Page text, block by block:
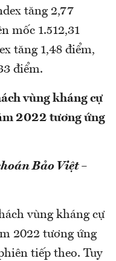
tăng 2,77
mốc 1.512,31
tăng 1,48 điểm,
điểm.
vùng kháng cự
2022 tương ứng
Bảo Việt –
vùng kháng cự
2022 tương ứng
tiếp theo. Tuy